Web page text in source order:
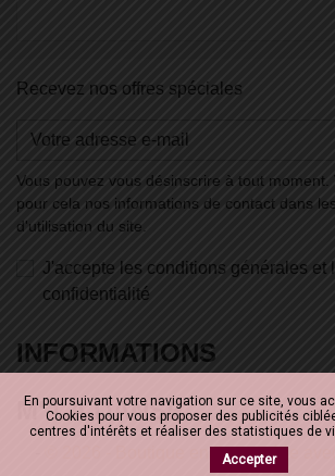
Recevez nos offres spéciales
Vous pouvez vous désinscrire à tout moment.
pour cela nos informations de contact dans
d'utilisation du site.
J'accepte les conditions générales et
confidentialité
INFORMATIONS
M' LA DANSE
© 2026 - Boutique en ligne créée
En poursuivant votre navigation sur ce site, vous
Cookies pour vous proposer des publicités
centres d'intérêts et réaliser des statistiques de
Accepter